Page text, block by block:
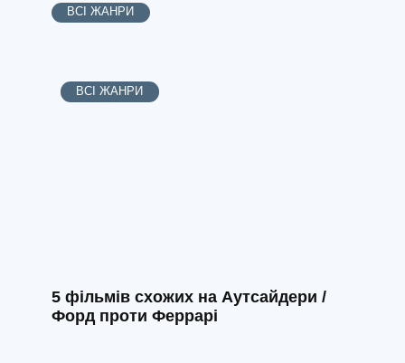
ВСІ ЖАНРИ
ВСІ ЖАНРИ
5 фільмів схожих на Аутсайдери /
Форд проти Феррарі